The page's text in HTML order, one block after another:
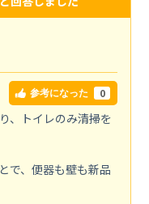
参考になった 0
、トイレのみ清掃を
で、便器も壁も新品